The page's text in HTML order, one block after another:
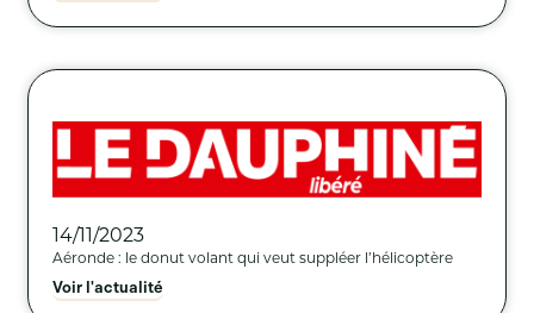
14/11/2023
Aéronde : le donut volant qui veut suppléer l’hélicoptère
Voir l'actualité